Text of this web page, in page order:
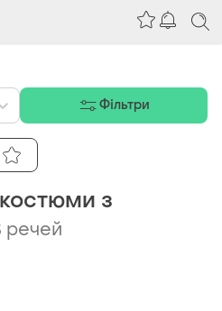
з
речей
Фільтри